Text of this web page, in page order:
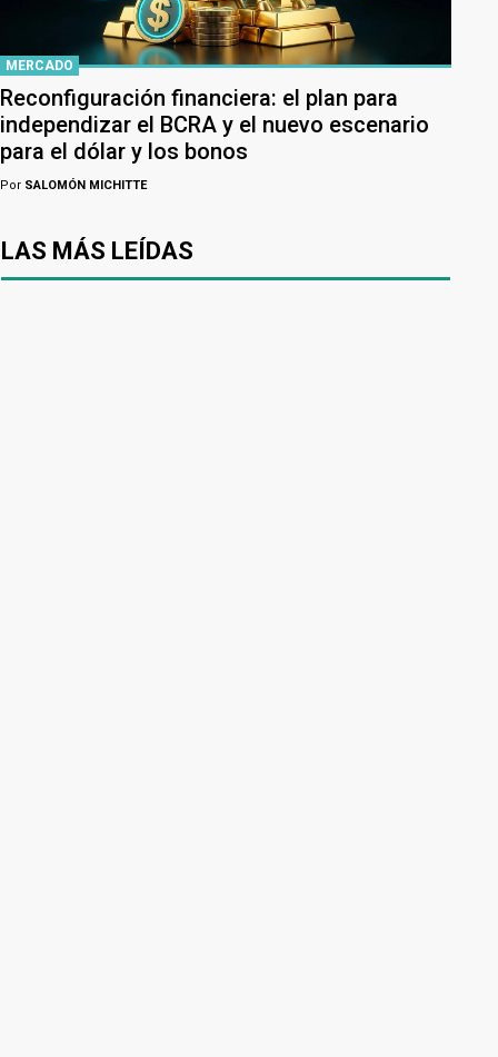
MERCADO
Reconfiguración financiera: el plan para
independizar el BCRA y el nuevo escenario
para el dólar y los bonos
Por SALOMÓN MICHITTE
LAS MÁS LEÍDAS